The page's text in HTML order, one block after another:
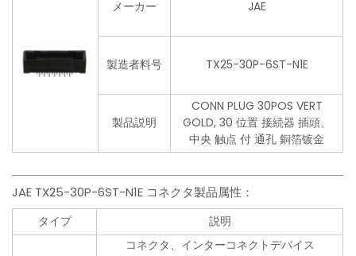
メーカー JAE
製造者料号 TX25-30P-6ST-N1E
製品説明
CONN PLUG 30POS VERT
GOLD, 30 位置 接続器 插頭、
中央 触点 付 通孔 銅箔镀金
JAE TX25-30P-6ST-N1E コネクタ製品属性：
タイプ 説明
コネクタ、インターコネクトデバイス